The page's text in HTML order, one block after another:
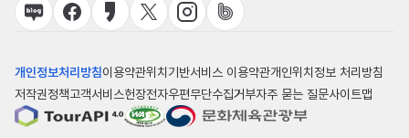
개인정보처리방침이용약관위치기반서비스 이용약관개인위치정보 처리방침
저작권정책고객서비스헌장전자우편무단수집거부자주 묻는 질문사이트맵